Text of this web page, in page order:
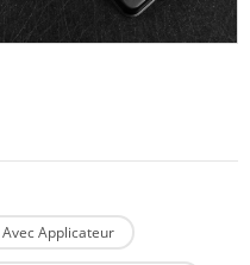
Applicateur